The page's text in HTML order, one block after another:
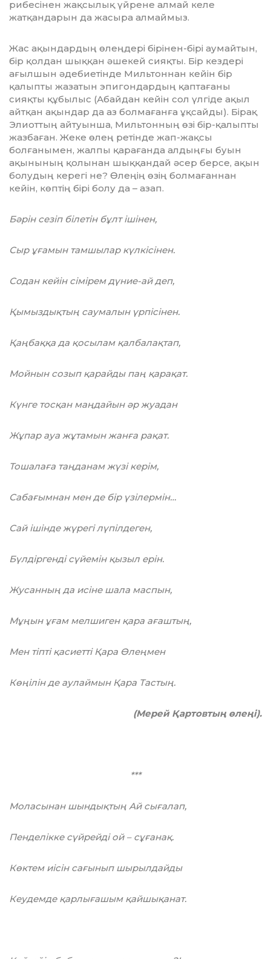
ри­бесінен жақсылық үйрене алмай келе
жатқандарын да жасыра алмаймыз.
Жас ақындардың өлеңдері бірінен-бірі аумайтын,
бір қолдан шыққан әшекей сияқ­ты. Бір кездері
ағылшын әдебиетінде Мильтоннан кейін бір
қалыпты жазатын эпигондардың қаптағаны
сияқты құбылыс (Абайдан кейін сол үлгіде ақыл
айтқан ақындар да аз болмағанға ұқсайды). Бірақ
Элиоттың айтуынша, Мильтонның өзі бір-қалыпты
жазбаған. Жеке өлең ретінде жап-жақсы
болғанымен, жалпы қарағанда ал­дың­ғы буын
ақынының қолынан шық­қан­дай әсер берсе, ақын
болудың керегі не? Өлеңің өзің болмағаннан
кейін, көптің бірі болу да – азап.
Бәрін сезіп білетін бұлт ішінен,
Сыр ұғамын тамшылар күлкісінен.
Содан кейін сімірем дүние-ай деп,
Қымыздықтың саумалын үрпісінен.
Қаңбаққа да қосылам қалбалақтап,
Мойнын созып қарайды паң қарақат.
Күнге тосқан маңдайын әр жуадан
Жұпар ауа жұтамын жанға рақат.
Тошалаға таңданам жүзі керім,
Сабағымнан мен де бір үзілермін…
Сай ішінде жүрегі лүпілдеген,
Бүлдіргенді сүйемін қызыл ерін.
Жусанның да исіне шала маспын,
Мұңын ұғам мелшиген қара ағаштың,
Мен тіпті қасиетті Қара Өлеңмен
Көңілін де аулаймын Қара Тастың.
(Мерей Қартовтың өлеңі).
***
Моласынан шындықтың Ай сығалап,
Пенделікке сүйрейді ой – сұғанақ.
Көктем иісін сағынып шырылдайды
Кеудемде қарлығашым қайшықанат.